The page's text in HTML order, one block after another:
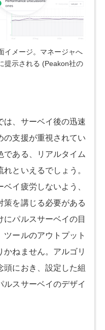
イメージ。マネージャへ
提示される (Peakon社の
は、サーベイ後の迅速
の支援が重視されてい
である、リアルタイム
といえるでしょう。
イ疲労しないよう、
策を講じる必要がある
パルスサーベイの目
ールのアウトプット
ねません。アルゴリ
頭におき、設定した組
ルスサーベイのデザイ